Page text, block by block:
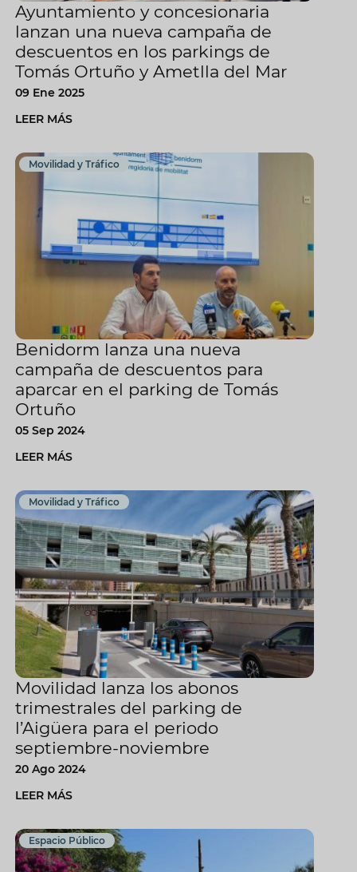
Ayuntamiento y concesionaria
lanzan una nueva campaña de
descuentos en los parkings de
Tomás Ortuño y Ametlla del Mar
09 Ene 2025
LEER MÁS
Movilidad y Tráfico
Benidorm lanza una nueva
campaña de descuentos para
aparcar en el parking de Tomás
Ortuño
05 Sep 2024
LEER MÁS
Movilidad y Tráfico
Movilidad lanza los abonos
trimestrales del parking de
l’Aigüera para el periodo
septiembre-noviembre
20 Ago 2024
LEER MÁS
Espacio Público